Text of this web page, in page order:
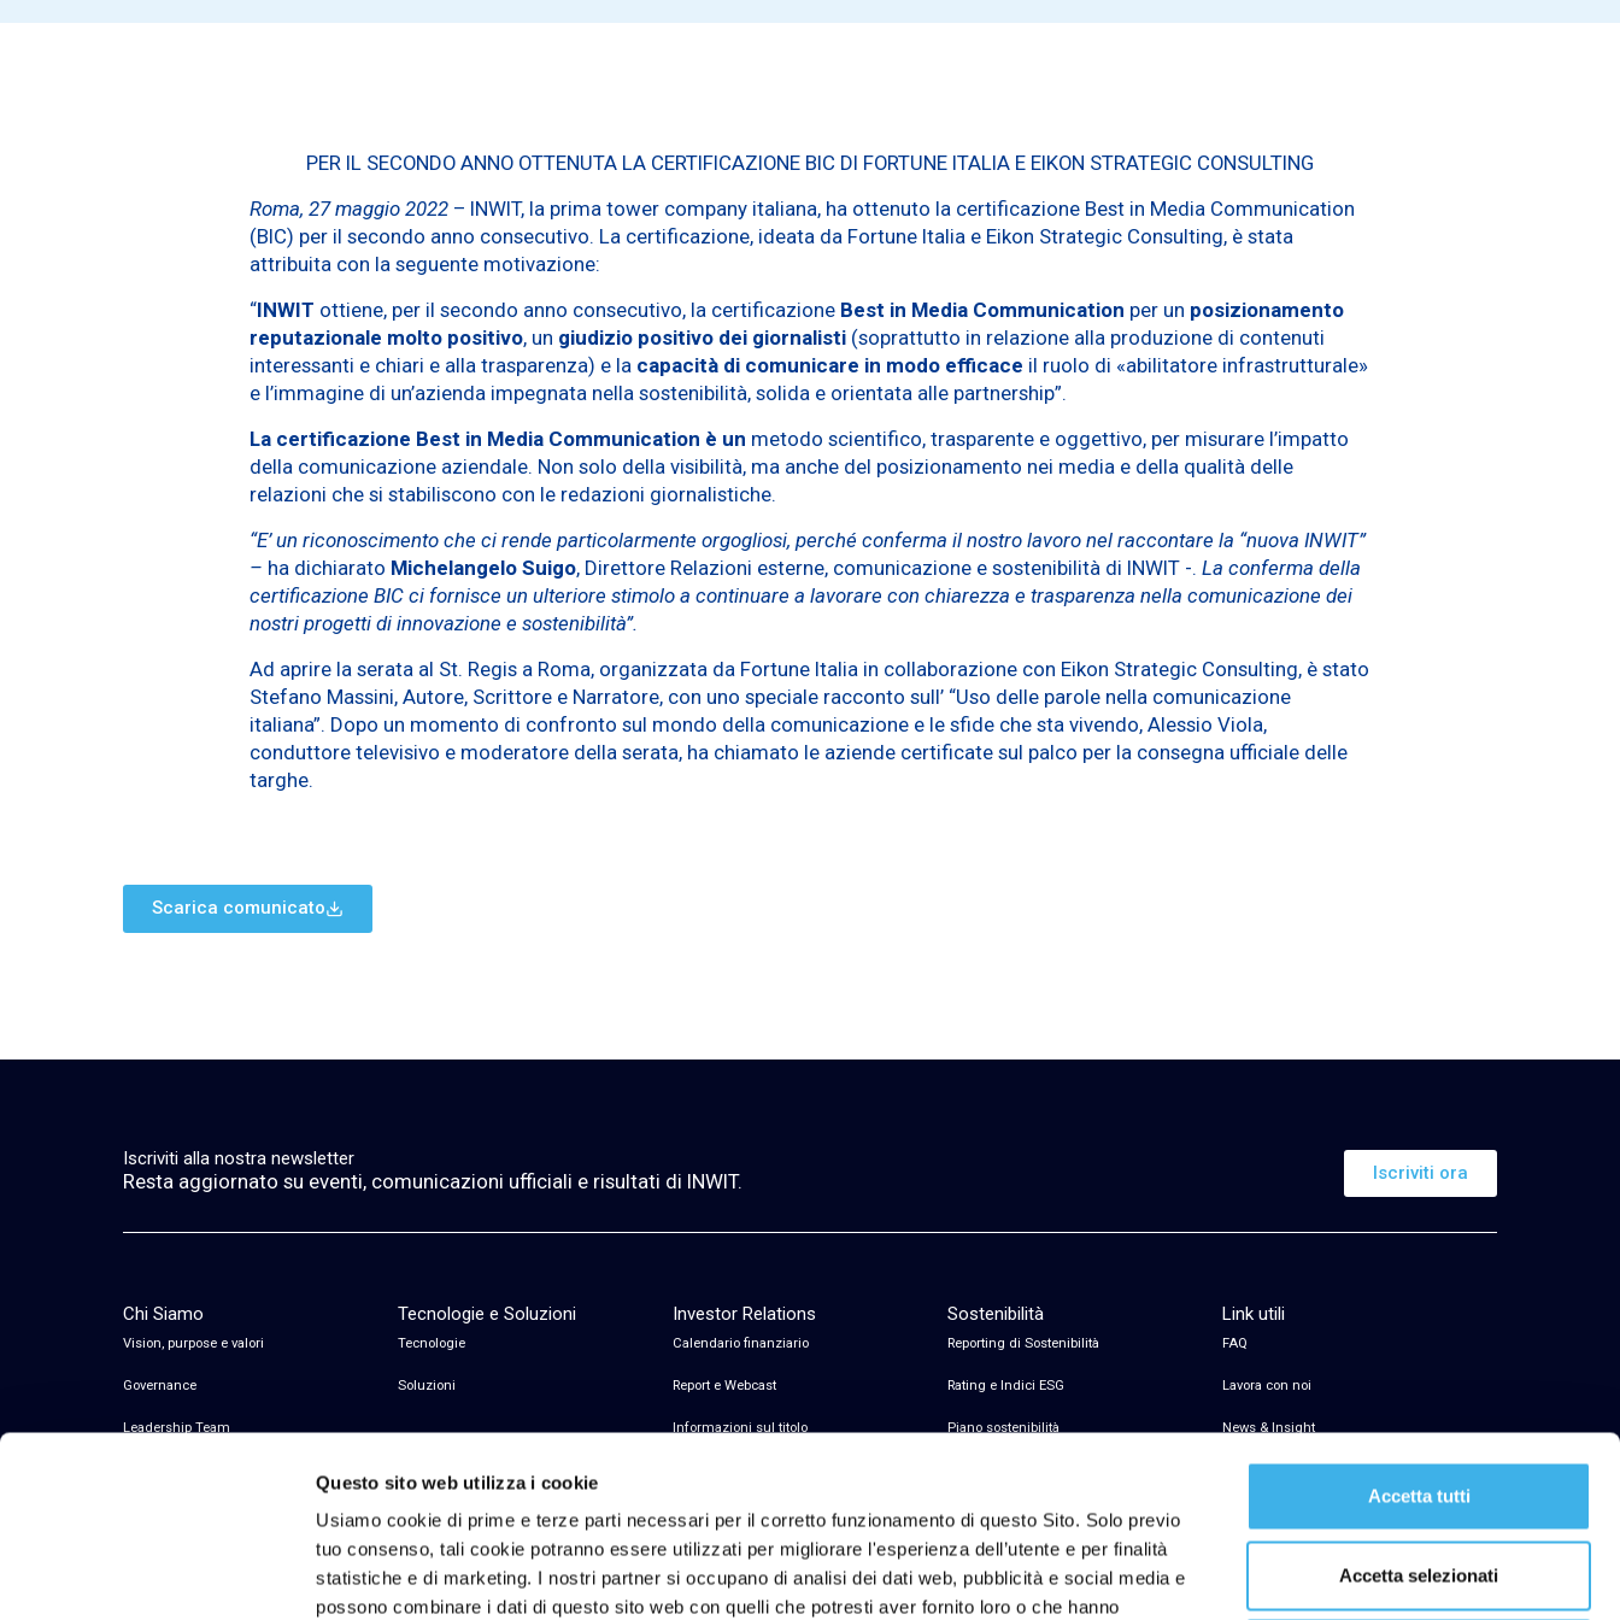
Questo sito web utilizza i cookie
Usiamo cookie di prime e terze parti necessari per il corretto funzionamento di questo Sito. Solo previo
tuo consenso, tali cookie potranno essere utilizzati per migliorare l'esperienza dell’utente e per finalità
statistiche e di marketing. I nostri partner si occupano di analisi dei dati web, pubblicità e social media e
possono combinare i dati di questo sito web con quelli che potresti aver fornito loro o che hanno
Accetta tutti
Accetta selezionati
PER IL SECONDO ANNO OTTENUTA LA CERTIFICAZIONE BIC DI FORTUNE ITALIA E EIKON STRATEGIC CONSULTING
Roma, 27 maggio 2022 – INWIT, la prima tower company italiana, ha ottenuto la certificazione Best in Media Communication
(BIC) per il secondo anno consecutivo. La certificazione, ideata da Fortune Italia e Eikon Strategic Consulting, è stata
attribuita con la seguente motivazione:
“INWIT ottiene, per il secondo anno consecutivo, la certificazione Best in Media Communication per un posizionamento
reputazionale molto positivo, un giudizio positivo dei giornalisti (soprattutto in relazione alla produzione di contenuti
interessanti e chiari e alla trasparenza) e la capacità di comunicare in modo efficace il ruolo di «abilitatore infrastrutturale»
e l’immagine di un’azienda impegnata nella sostenibilità, solida e orientata alle partnership”.
La certificazione Best in Media Communication è un metodo scientifico, trasparente e oggettivo, per misurare l’impatto
della comunicazione aziendale. Non solo della visibilità, ma anche del posizionamento nei media e della qualità delle
relazioni che si stabiliscono con le redazioni giornalistiche.
“E’ un riconoscimento che ci rende particolarmente orgogliosi, perché conferma il nostro lavoro nel raccontare la “nuova INWIT”
– ha dichiarato Michelangelo Suigo, Direttore Relazioni esterne, comunicazione e sostenibilità di INWIT -. La conferma della
certificazione BIC ci fornisce un ulteriore stimolo a continuare a lavorare con chiarezza e trasparenza nella comunicazione dei
nostri progetti di innovazione e sostenibilità”.
Ad aprire la serata al St. Regis a Roma, organizzata da Fortune Italia in collaborazione con Eikon Strategic Consulting, è stato
Stefano Massini, Autore, Scrittore e Narratore, con uno speciale racconto sull’ “Uso delle parole nella comunicazione
italiana”. Dopo un momento di confronto sul mondo della comunicazione e le sfide che sta vivendo, Alessio Viola,
conduttore televisivo e moderatore della serata, ha chiamato le aziende certificate sul palco per la consegna ufficiale delle
targhe.
Scarica comunicato
Iscriviti alla nostra newsletter
Resta aggiornato su eventi, comunicazioni ufficiali e risultati di INWIT. Iscriviti ora
Chi Siamo
Vision, purpose e valori
Governance
Leadership Team
Tecnologie e Soluzioni
Tecnologie
Soluzioni
Investor Relations
Calendario finanziario
Report e Webcast
Informazioni sul titolo
Avvisi finanziari
Copertura Analisti e Consenso
Contatti Investor Relations
Sostenibilità
Reporting di Sostenibilità
Rating e Indici ESG
Piano sostenibilità
Link utili
FAQ
Lavora con noi
News & Insight
Servizio di firma elettronica